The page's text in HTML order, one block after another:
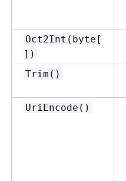
Oct2Int(byte[
])
Trim()
UriEncode()